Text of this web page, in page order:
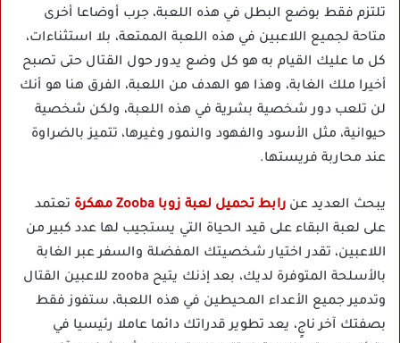
تلتزم فقط بوضع البطل في هذه اللعبة، جرب أوضاعا أخرى
متاحة لجميع اللاعبين في هذه اللعبة الممتعة، بلا استثناءات،
كل ما عليك القيام به هو كل وضع يدور حول القتال حتى تصبح
أخيرا ملك الغابة، وهذا هو الهدف من اللعبة، الفرق هنا هو أنك
لن تلعب دور شخصية بشرية في هذه اللعبة، ولكن شخصية
حيوانية، مثل الأسود والفهود والنمور وغيرها، تتميز بالضراوة
عند محاربة فريستها.
يبحث العديد عن رابط تحميل لعبة زوبا Zooba مهكرة
تعتمد
على لعبة البقاء على قيد الحياة التي يستجيب لها عدد كبير من
اللاعبين، تقدر اختيار شخصيتك المفضلة والسفر عبر الغابة
بالأسلحة المتوفرة لديك، بعد إذنك يتيح zooba للاعبين القتال
وتدمير جميع الأعداء المحيطين في هذه اللعبة، ستفوز فقط
بصفتك آخر ناجٍ، يعد تطوير قدراتك دائما عاملا رئيسيا في